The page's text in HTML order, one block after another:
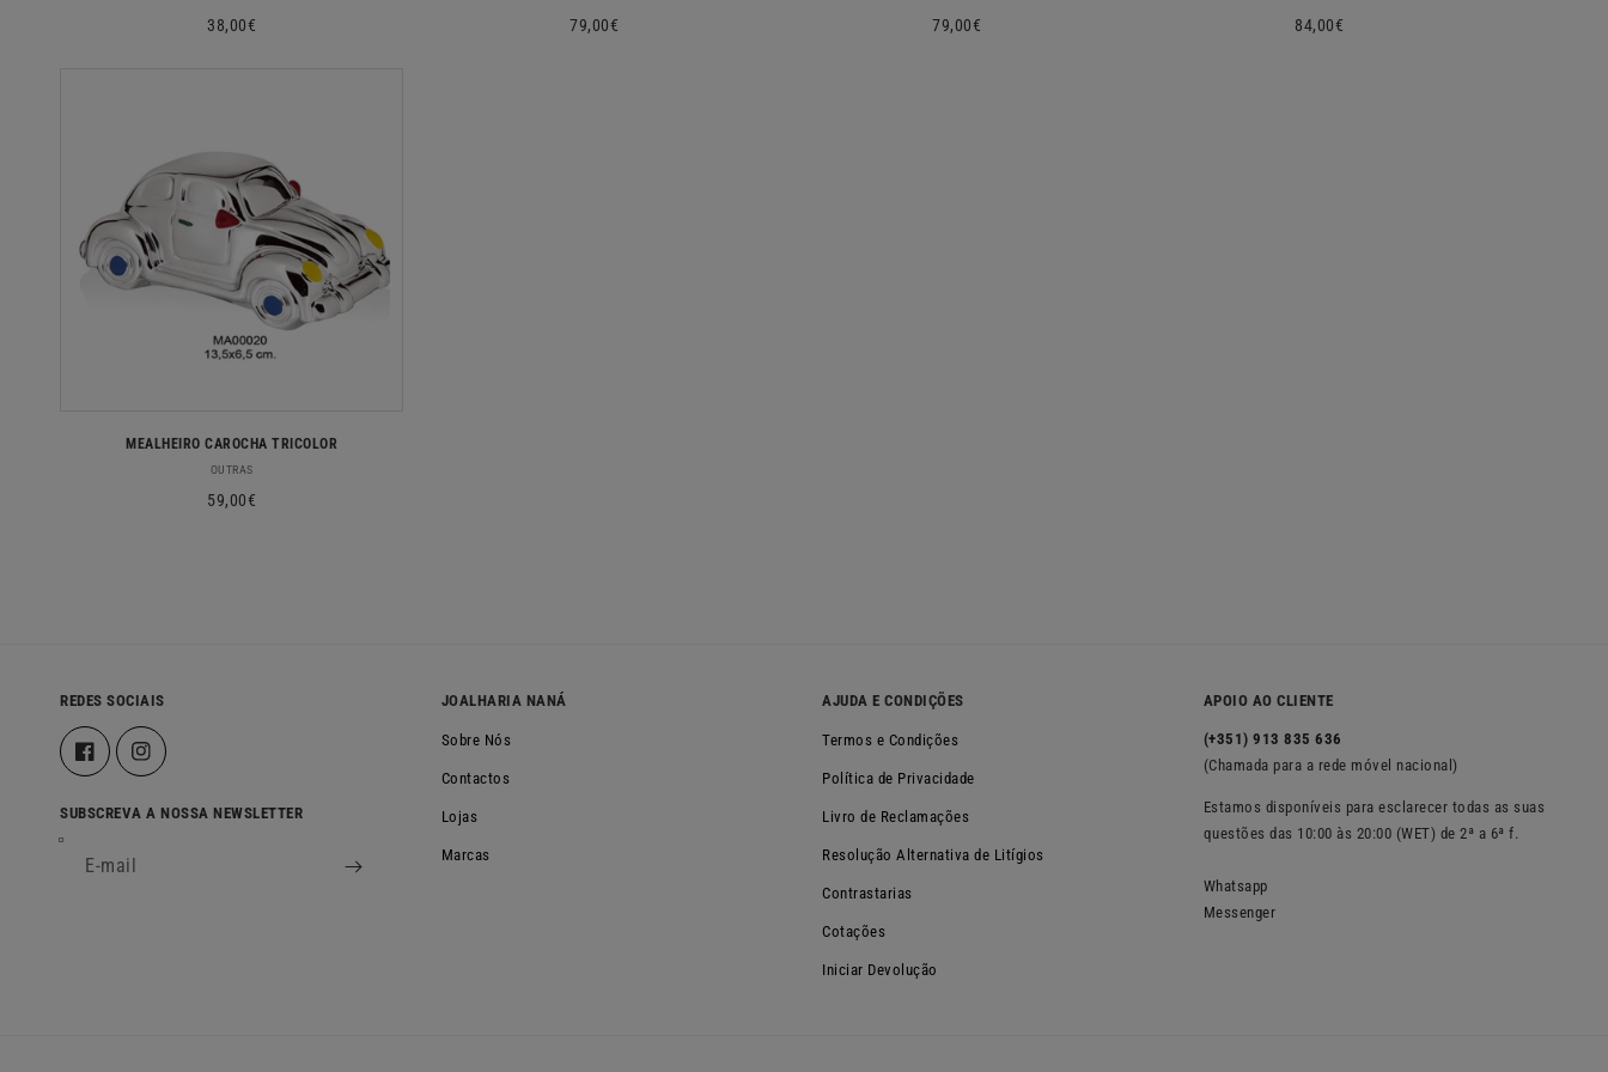
Preço
38,00€
Preço
79,00€
Preço
79,00€
Preço
84,00€
MEALHEIRO CAROCHA TRICOLOR
Fornecedor:
OUTRAS
Preço
59,00€
REDES SOCIAIS
FacebookInstagram
SUBSCREVA A NOSSA NEWSLETTER
E-mail
JOALHARIA NANÁ
Sobre Nós
Contactos
Lojas
Marcas
AJUDA E CONDIÇÕES
Termos e Condições
Política de Privacidade
Livro de Reclamações
Resolução Alternativa de Litígios
Contrastarias
Cotações
Iniciar Devolução
APOIO AO CLIENTE
(+351) 913 835 636
(Chamada para a rede móvel nacional)
Estamos disponíveis para esclarecer todas as suas
questões das 10:00 às 20:00 (WET) de 2ª a 6ª f.
Whatsapp
Messenger